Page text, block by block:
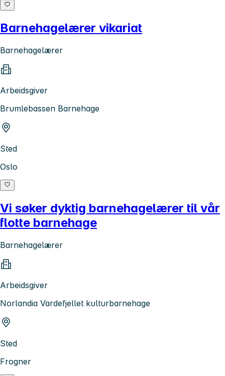
Barnehagelærer vikariat
Barnehagelærer
Arbeidsgiver
Brumlebassen Barnehage
Sted
Oslo
Vi søker dyktig barnehagelærer til vår
flotte barnehage
Barnehagelærer
Arbeidsgiver
Norlandia Vardefjellet kulturbarnehage
Sted
Frogner